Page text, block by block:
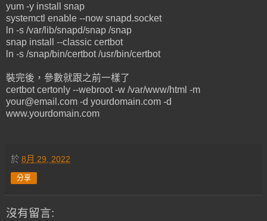
yum -y install snap
systemctl enable --now snapd.socket
ln -s /var/lib/snapd/snap /snap
snap install --classic certbot
ln -s /snap/bin/certbot /usr/bin/certbot
裝完後，參數就跟之前一樣了
certbot certonly --webroot -w /var/www/html -m
your@email.com -d yourdomain.com -d
www.yourdomain.com
於 8月 29, 2022
分享
沒有留言: